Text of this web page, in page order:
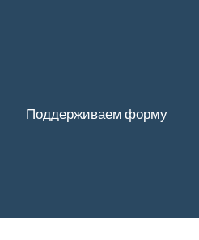
Поддерживаем форму